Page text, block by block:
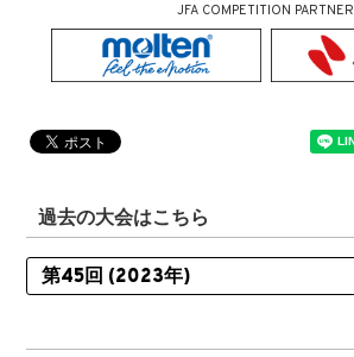
JFA COMPETITION PARTNER
過去の大会はこちら